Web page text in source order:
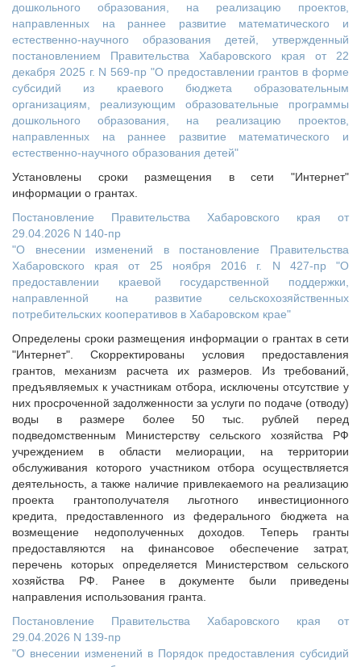
дошкольного образования, на реализацию проектов,
направленных на раннее развитие математического и
естественно-научного образования детей, утвержденный
постановлением Правительства Хабаровского края от 22
декабря 2025 г. N 569-пр "О предоставлении грантов в форме
субсидий из краевого бюджета образовательным
организациям, реализующим образовательные программы
дошкольного образования, на реализацию проектов,
направленных на раннее развитие математического и
естественно-научного образования детей"
Установлены сроки размещения в сети "Интернет"
информации о грантах.
Постановление Правительства Хабаровского края от
29.04.2026 N 140-пр
"О внесении изменений в постановление Правительства
Хабаровского края от 25 ноября 2016 г. N 427-пр "О
предоставлении краевой государственной поддержки,
направленной на развитие сельскохозяйственных
потребительских кооперативов в Хабаровском крае"
Определены сроки размещения информации о грантах в сети
"Интернет". Скорректированы условия предоставления
грантов, механизм расчета их размеров. Из требований,
предъявляемых к участникам отбора, исключены отсутствие у
них просроченной задолженности за услуги по подаче (отводу)
воды в размере более 50 тыс. рублей перед
подведомственным Министерству сельского хозяйства РФ
учреждением в области мелиорации, на территории
обслуживания которого участником отбора осуществляется
деятельность, а также наличие привлекаемого на реализацию
проекта грантополучателя льготного инвестиционного
кредита, предоставленного из федерального бюджета на
возмещение недополученных доходов. Теперь гранты
предоставляются на финансовое обеспечение затрат,
перечень которых определяется Министерством сельского
хозяйства РФ. Ранее в документе были приведены
направления использования гранта.
Постановление Правительства Хабаровского края от
29.04.2026 N 139-пр
"О внесении изменений в Порядок предоставления субсидий